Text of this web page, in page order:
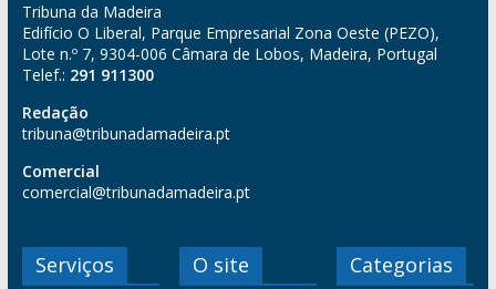
Tribuna da Madeira
Edifício O Liberal, Parque Empresarial Zona Oeste (PEZO),
Lote n.º 7, 9304-006 Câmara de Lobos, Madeira, Portugal
Telef.: 291 911300
Redação
tribuna@tribunadamadeira.pt
Comercial
comercial@tribunadamadeira.pt
Serviços O site Categorias